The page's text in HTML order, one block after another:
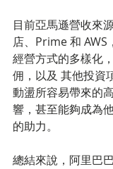
目前亞馬遜營收來
店、Prime 和 AWS
經營方式的多樣化
佣，以及 其他投資
動盪所容易帶來的
響，甚至能夠成為
的助力。
總結來說，阿里巴